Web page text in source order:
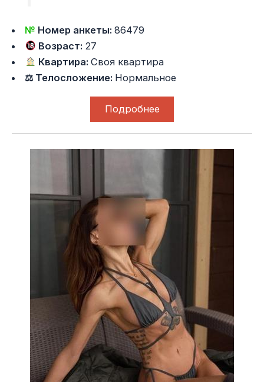
№ Номер анкеты:86479
Возраст: 27
Квартира:Своя квартира
⚖ Телосложение: Нормальное
Подробнее